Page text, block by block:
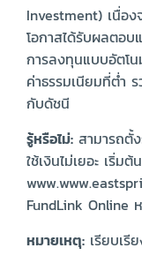
Investment) เนื่อง
โอกาสได้รับผลตอบ
การลงทุนแบบอัตโ
ค่าธรรมเนียมที่ต่ำ
กับดัชนี
รู้หรือไม่: สามารถตั้
ใช้เงินไม่เยอะ เริ่
FundLink Online
หมายเหตุ: เรียบเ